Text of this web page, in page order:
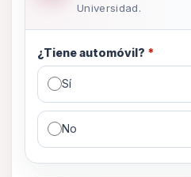
Universidad.
¿Tiene automóvil? *
Sí
No